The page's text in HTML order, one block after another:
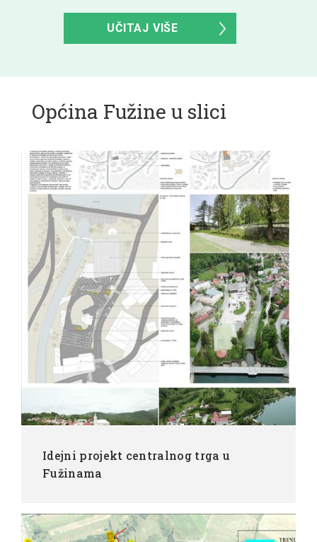
UČITAJ VIŠE
Općina Fužine u slici
Idejni projekt centralnog trga u
Fužinama